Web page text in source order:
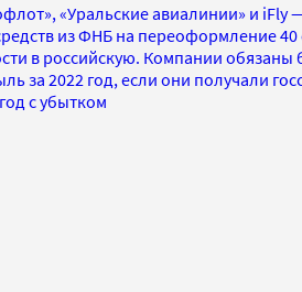
«Уральские авиалинии» и iFly
из ФНБ на переоформление 40
в российскую. Компании обязаны
за 2022 год, если они получали
с убытком